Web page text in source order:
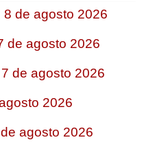
de agosto 2026
de agosto 2026
de agosto 2026
2026
agosto 2026